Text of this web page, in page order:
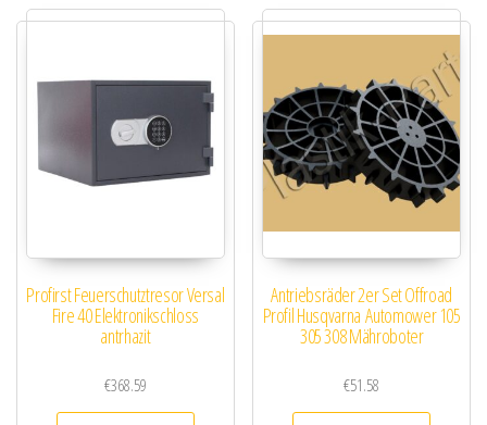
Profirst Feuerschutztresor Versal
Fire 40 Elektronikschloss
antrhazit
€368.59
Antriebsräder 2er Set Offroad
Profil Husqvarna Automower 105
305 308 Mähroboter
€51.58